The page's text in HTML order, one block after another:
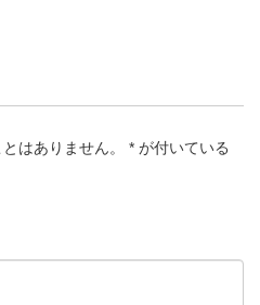
はありません。 * が付いている